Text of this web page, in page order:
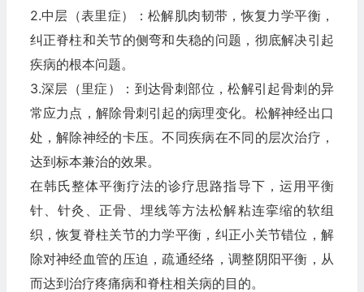
2.中层（表里症）：松解肌肉韧带，恢复力学平衡，
纠正脊柱和关节的侧弯和失稳的问题，彻底解决引起
疾病的根本问题。
3.深层（里症）：到达骨刺部位，松解引起骨刺的异
常应力点，解除骨刺引起的病理变化。松解神经出口
处，解除神经的卡压。不同疾病在不同的层次治疗，
达到标本兼治的效果。
在韩氏整体平衡疗法的诊疗思路指导下，运用平衡
针、针灸、正骨、埋线等方法松解粘连挛缩的软组
织，恢复脊柱关节的力学平衡，纠正小关节错位，解
除对神经血管的压迫，疏通经络，调整阴阳平衡，从
而达到治疗疼痛病和脊柱相关病的目的。